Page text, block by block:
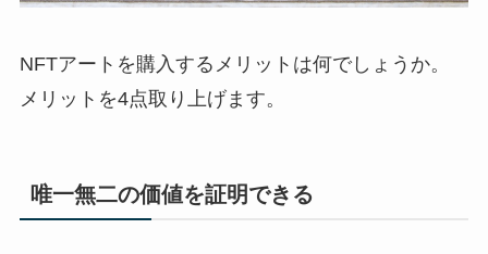
NFTアートを購入するメリットは何でしょうか。
メリットを4点取り上げます。
唯一無二の価値を証明できる